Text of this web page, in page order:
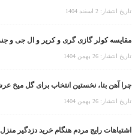
تاریخ انتشار: 2 اسفند 1404
تاریخ انتشار: 26 بهمن 1404
تاریخ انتشار: 26 بهمن 1404
اشتباهات رایج مردم هنگام خرید دزدگیر منزل